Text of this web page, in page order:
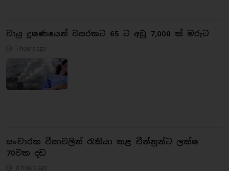
වායු දූෂණයෙන් වසරකට 65 ට අඩු 7,000 ක් මරුට
7 hours ago
සංචාරක වීසාවලින් රැකියා කළ චීන්නුන්ට ලක්ෂ
70වක දඩ
8 hours ago